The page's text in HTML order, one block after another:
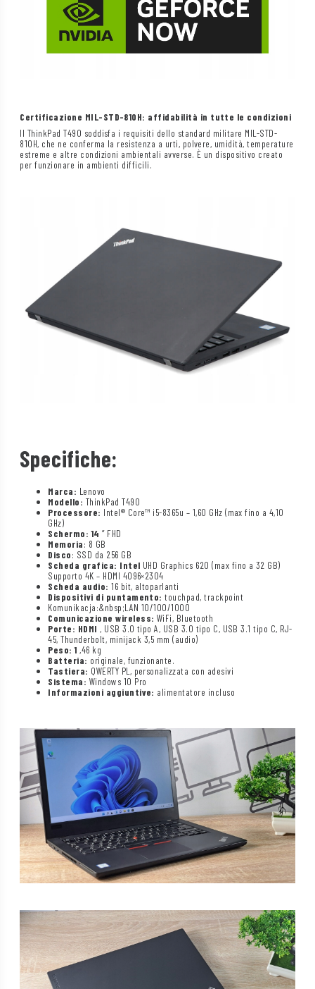
Certificazione MIL-STD-810H: affidabilità in tutte le condizioni
Il ThinkPad T490 soddisfa i requisiti dello standard militare MIL-STD-
810H, che ne conferma la resistenza a urti, polvere, umidità, temperature
estreme e altre condizioni ambientali avverse. È un dispositivo creato
per funzionare in ambienti difficili.
Specifiche:
Marca: Lenovo
Modello: ThinkPad T490
Processore: Intel® Core™ i5-8365u – 1,60 GHz (max fino a 4,10
GHz)
Schermo: 14” FHD
Memoria: 8 GB
Disco: SSD da 256 GB
Scheda grafica: Intel UHD Graphics 620 (max fino a 32 GB)
Supporto 4K – HDMI 4096×2304
Scheda audio:16 bit, altoparlanti
Dispositivi di puntamento:touchpad, trackpoint
Komunikacja:&nbsp;LAN 10/100/1000
Comunicazione wireless: WiFi, Bluetooth
Porte: HDMI , USB 3.0 tipo A, USB 3.0 tipo C, USB 3.1 tipo C, RJ-
45, Thunderbolt, minijack 3,5 mm (audio)
Peso: 1 ,46 kg
Batteria: originale, funzionante.
Tastiera: QWERTY PL, personalizzata con adesivi
Sistema: Windows 10 Pro
Informazioni aggiuntive: alimentatore incluso